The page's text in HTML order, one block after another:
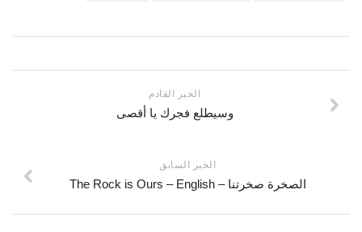
صور
الموقع الأم
الخبر القادم
وسيطلع فجرك يا أقصى
الخبر السابق
الصخرة صخرتنا – The Rock is Ours – English